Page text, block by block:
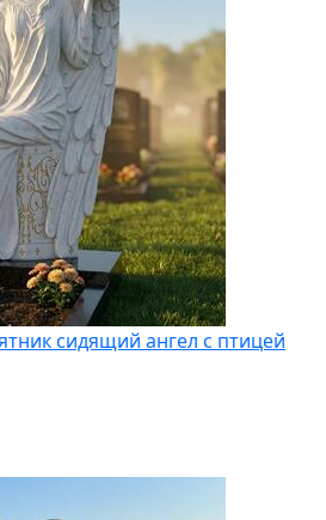
сидящий ангел с птицей